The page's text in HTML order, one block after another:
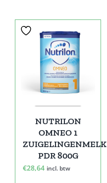
NUTRILON
OMNEO 1
ZUIGELINGENMELK
PDR 800G
€28,64 incl. btw